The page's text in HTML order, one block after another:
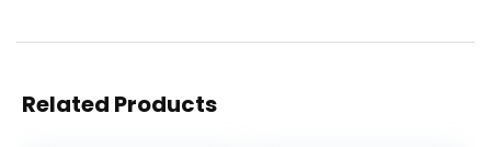
Related Products